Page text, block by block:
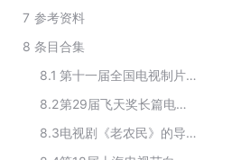
7 参考资料
8 条目合集
8.1
第十一届全国电视制片业十佳颁奖礼获奖者
8.2
第29届飞天奖长篇电视剧三等奖获奖导演
8.3
电视剧《老农民》的导演